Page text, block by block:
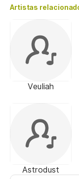
Artistas
Veuliah
Astrodust